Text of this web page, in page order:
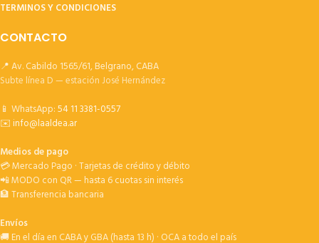
TERMINOS Y CONDICIONES
CONTACTO
📍 Av. Cabildo 1565/61, Belgrano, CABA
Subte línea D — estación José Hernández
📱 WhatsApp:54 11 3381-0557
✉️info@laaldea.ar
Medios de pago
💳 Mercado Pago · Tarjetas de crédito y débito
📲 MODO con QR — hasta 6 cuotas sin interés
🏦 Transferencia bancaria
Envíos
🚚 En el día en CABA y GBA (hasta 13 h) · OCA a todo el país